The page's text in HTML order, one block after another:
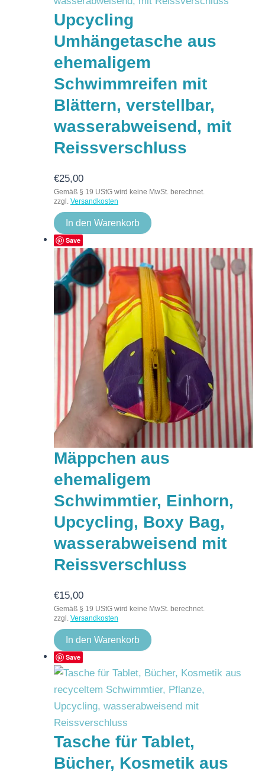
Upcycling
Umhängetasche aus
ehemaligem
Schwimmreifen mit
Blättern, verstellbar,
wasserabweisend, mit
Reissverschluss
€25,00
Gemäß § 19 UStG wird keine MwSt. berechnet.
zzgl. Versandkosten
In den Warenkorb
Save
Mäppchen aus
ehemaligem
Schwimmtier, Einhorn,
Upcycling, Boxy Bag,
wasserabweisend mit
Reissverschluss
€15,00
Gemäß § 19 UStG wird keine MwSt. berechnet.
zzgl. Versandkosten
In den Warenkorb
Save
Tasche für Tablet,
Bücher, Kosmetik aus